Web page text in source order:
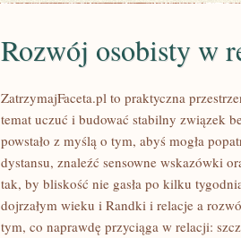
Rozwój osobisty w
ZatrzymajFaceta.pl to praktyczna
temat uczuć i budować stabilny związek
powstało z myślą o tym, abyś mogła
dystansu, znaleźć sensowne wskazówki
tak, by bliskość nie gasła po kilku
dojrzałym wieku i Randki i relacje a
tym, co naprawdę przyciąga w relacji: